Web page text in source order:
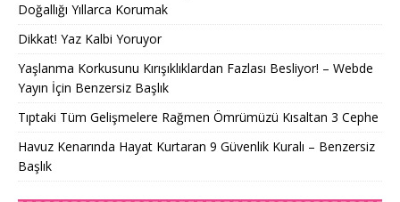
Doğallığı Yıllarca Korumak
Dikkat! Yaz Kalbi Yoruyor
Yaşlanma Korkusunu Kırışıklıklardan Fazlası Besliyor! – Webde
Yayın İçin Benzersiz Başlık
Tıptaki Tüm Gelişmelere Rağmen Ömrümüzü Kısaltan 3 Cephe
Havuz Kenarında Hayat Kurtaran 9 Güvenlik Kuralı – Benzersiz
Başlık